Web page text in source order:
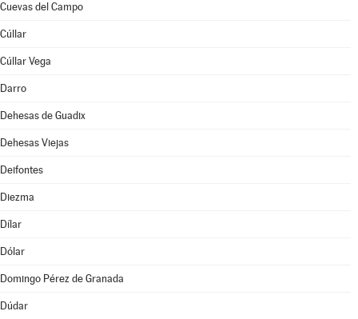
Cuevas del Campo
Cúllar
Cúllar Vega
Darro
Dehesas de Guadix
Dehesas Viejas
Deifontes
Diezma
Dílar
Dólar
Domingo Pérez de Granada
Dúdar